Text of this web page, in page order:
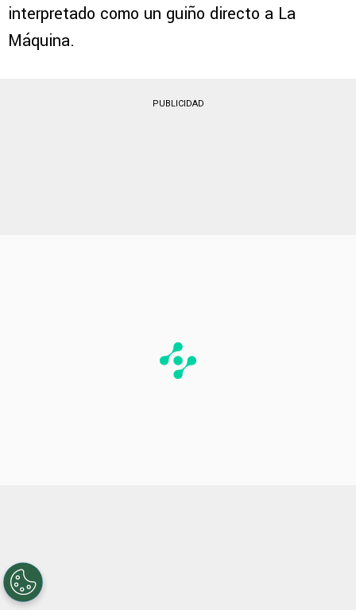
interpretado como un guiño directo a La
Máquina.
PUBLICIDAD